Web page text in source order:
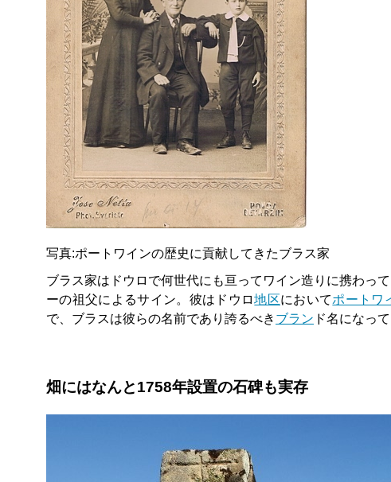
写真:ポートワインの歴史に貢献してきたブラス家
ブラス家はドウロで何世代にも亘ってワイン造りに携わっ
ーの祖父によるサイン。彼はドウロ地区においてポートワ
で、ブラスは彼らの名前であり誇るべき ブラン ド名になって
畑にはなんと1758年設置の石碑も実存